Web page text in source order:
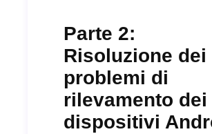
Parte 2:
Risoluzione dei
problemi di
rilevamento dei
dispositivi